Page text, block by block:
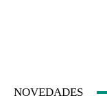
NOVEDADES